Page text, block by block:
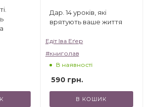
Дар. 14 уроків, які
врятують ваше життя
Едіт Іва Еґер
#книголав
В наявності
590грн.
В КОШИК